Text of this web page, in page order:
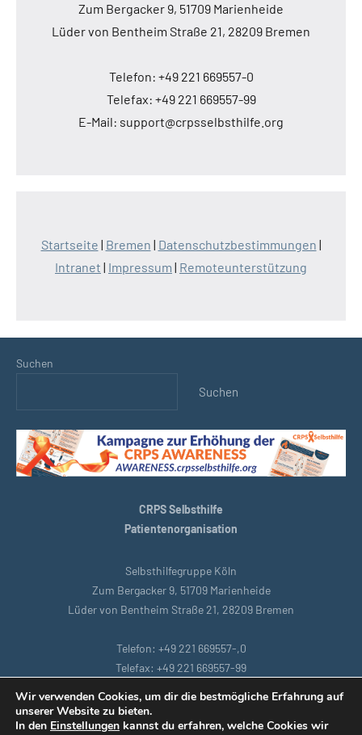
Zum Bergacker 9, 51709 Marienheide
Lüder von Bentheim Straße 21, 28209 Bremen
Telefon: +49 221 669557-0
Telefax: +49 221 669557-99
E-Mail: support@crpsselbsthilfe.org
Startseite | Bremen | Datenschutzbestimmungen |
Intranet | Impressum | Remoteunterstützung
Suchen
Suchen
CRPS Selbsthilfe
Patientenorganisation
Selbsthilfegruppe Köln
Zum Bergacker 9, 51709 Marienheide
Lüder von Bentheim Straße 21, 28209 Bremen
Telefon: +49 221 669557-,0
Telefax: +49 221 669557-99
Startseite|Bremen|Datenschutzbestimmungen|Intranet|
Wir verwenden Cookies, um dir die bestmögliche Erfahrung auf
unserer Website zu bieten.
In den Einstellungen kannst du erfahren, welche Cookies wir